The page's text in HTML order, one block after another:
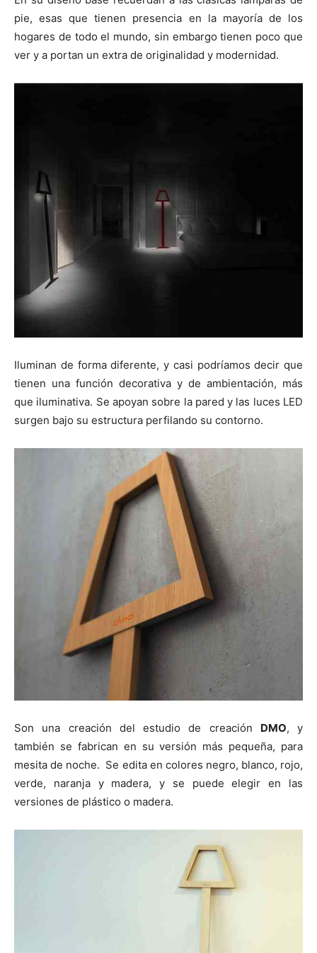
pie, esas que tienen presencia en la mayoría de los
hogares de todo el mundo, sin embargo tienen poco que
ver y a portan un extra de originalidad y modernidad.
Iluminan de forma diferente, y casi podríamos decir que
tienen una función decorativa y de ambientación, más
que iluminativa. Se apoyan sobre la pared y las luces LED
surgen bajo su estructura perfilando su contorno.
Son una creación del estudio de creación DMO, y
también se fabrican en su versión más pequeña, para
mesita de noche. Se edita en colores negro, blanco, rojo,
verde, naranja y madera, y se puede elegir en las
versiones de plástico o madera.